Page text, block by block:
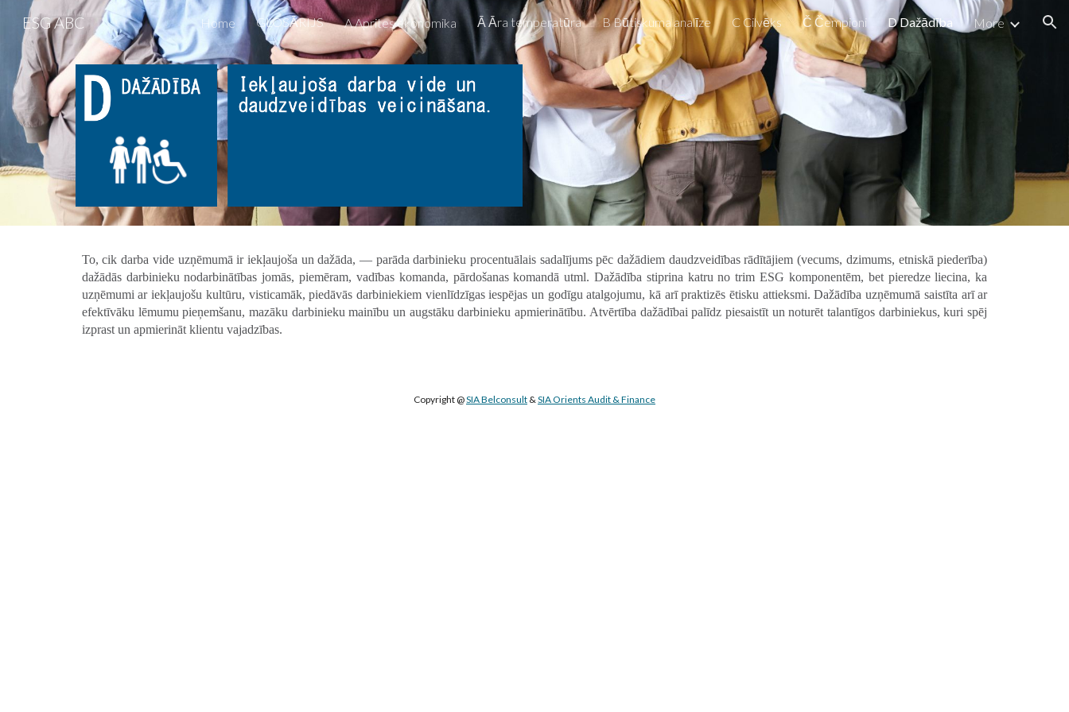
Skip to main content Skip to navigation
ESG ABC Home GLOSĀRIJS A Aprites ekonomika Ā Āra temperatūra B Būtiskuma analīze C Cilvēks Č Čempioni D Dažādība More
To, cik darba vide uzņēmumā ir iekļaujoša un dažāda, — parāda darbinieku procentuālais sadalījums pēc dažādiem daudzveidības rādītājiem (vecums, dzimums, etniskā piederība)
dažādās darbinieku nodarbinātības jomās, piemēram, vadības komanda, pārdošanas komandā utml. Dažādība stiprina katru no trim ESG komponentēm, bet pieredze liecina, ka
uzņēmumi ar iekļaujošu kultūru, visticamāk, piedāvās darbiniekiem vienlīdzīgas iespējas un godīgu atalgojumu, kā arī praktizēs ētisku attieksmi. Dažādība uzņēmumā saistīta arī ar
efektīvāku lēmumu pieņemšanu, mazāku darbinieku mainību un augstāku darbinieku apmierinātību. Atvērtība dažādībai palīdz piesaistīt un noturēt talantīgos darbiniekus, kuri spēj
izprast un apmierināt klientu vajadzības.
Copyright @ SIA Belconsult & SIA Orients Audit & Finance